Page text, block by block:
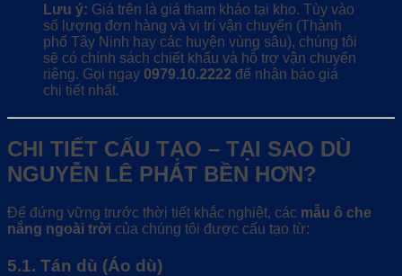
Lưu ý: Giá trên là giá tham khảo tại kho. Tùy vào
số lượng đơn hàng và vị trí vận chuyển (Thành
phố Tây Ninh hay các huyện vùng sâu), chúng tôi
sẽ có chính sách chiết khấu và hỗ trợ vận chuyển
riêng. Gọi ngay 0979.10.2222 để nhận báo giá
chi tiết nhất.
CHI TIẾT CẤU TẠO – TẠI SAO DÙ
NGUYỄN LÊ PHÁT BỀN HƠN?
Để đứng vững trước thời tiết khắc nghiệt, các mẫu ô che
nắng ngoài trời của chúng tôi được cấu tạo từ:
5.1. Tán dù (Áo dù)